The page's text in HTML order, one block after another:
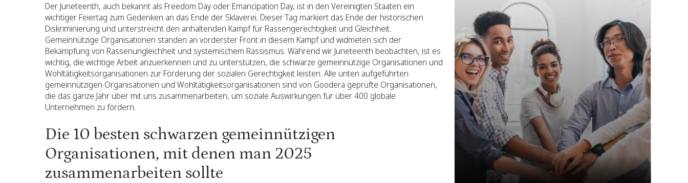
Der Juneteenth, auch bekannt als Freedom Day oder Emancipation Day, ist in den Vereinigten Staaten ein
wichtiger Feiertag zum Gedenken an das Ende der Sklaverei. Dieser Tag markiert das Ende der historischen
Diskriminierung und unterstreicht den anhaltenden Kampf für Rassengerechtigkeit und Gleichheit.
Gemeinnützige Organisationen standen an vorderster Front in diesem Kampf und widmeten sich der
Bekämpfung von Rassenungleichheit und systemischem Rassismus. Während wir Juneteenth beobachten, ist es
wichtig, die wichtige Arbeit anzuerkennen und zu unterstützen, die schwarze gemeinnützige Organisationen und
Wohltätigkeitsorganisationen zur Förderung der sozialen Gerechtigkeit leisten. Alle unten aufgeführten
gemeinnützigen Organisationen und Wohltätigkeitsorganisationen sind von Goodera geprüfte Organisationen,
die das ganze Jahr über mit uns zusammenarbeiten, um soziale Auswirkungen für über 400 globale
Unternehmen zu fördern.
Die 10 besten schwarzen gemeinnützigen
Organisationen, mit denen man 2025
zusammenarbeiten sollte